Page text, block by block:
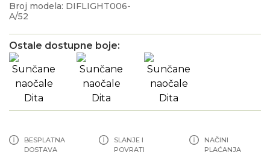
Broj modela: DIFLIGHT006-
A/52
Ostale dostupne boje:
BESPLATNA
DOSTAVA
SLANJE I
POVRATI
NAČINI
PLAĆANJA